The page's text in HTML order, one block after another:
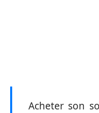
Acheter son